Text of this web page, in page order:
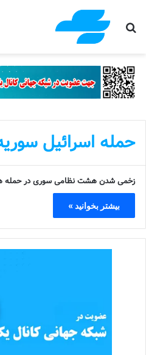
جستجو برای
حمله اسرائیل
زخمی شدن هشت نظامی سوری در حمله
بیشتر بخوانید »